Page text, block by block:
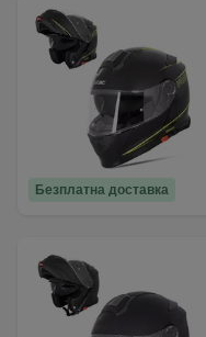
Безплатна доставка